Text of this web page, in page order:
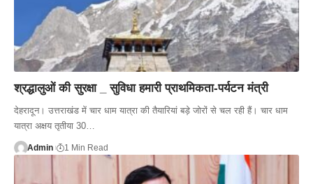
श्रद्धालुओं की सुरक्षा _ सुविधा हमारी प्राथमिकता-पर्यटन मंत्री
देहरादून। उत्तराखंड में चार धाम यात्रा की तैयारियां बड़े जोरों से चल रही हैं। चार धाम
यात्रा अक्षय तृतीया 30…
Admin 1 Min Read